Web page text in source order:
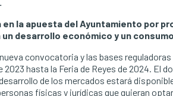
la apuesta del Ayuntamiento por
desarrollo económico y un
convocatoria y las bases
2023 hasta la Feria de Reyes de 2024. El
de los mercados estará
físicas y jurídicas que quieran